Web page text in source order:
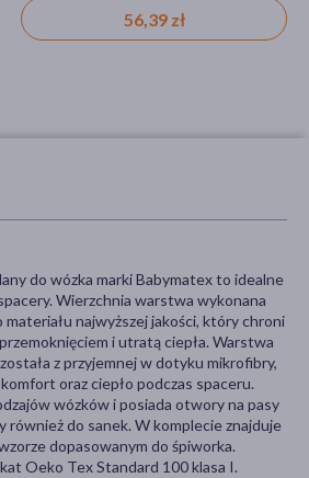
56,39 zł
102,99 zł
do wózka marki Babymatex to idealne
Wierzchnia warstwa wykonana
najwyższej jakości, który chroni
i utratą ciepła. Warstwa
z przyjemnej w dotyku mikrofibry,
oraz ciepło podczas spaceru.
wózków i posiada otwory na pasy
do sanek. W komplecie znajduje
dopasowanym do śpiworka.
Oeko Tex Standard 100 klasa I.